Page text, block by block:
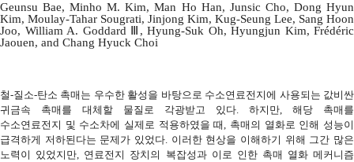
Geunsu Bae, Minho M. Kim, Man Ho Han, Junsic Cho, Dong Hyun
Kim, Moulay-Tahar Sougrati, Jinjong Kim, Kug-Seung Lee, Sang Hoon
Joo, William A. Goddard Ⅲ, Hyung-Suk Oh, Hyungjun Kim, Frédéric
Jaouen, and Chang Hyuck Choi
철-질소-탄소 촉매는 우수한 활성을 바탕으로 수소연료전지에 사용되는 값비싼
귀금속
촉매를 대체할 물질로 각광받고 있다. 하지만, 해당
촉매를
수소연료전지 및 수소차에 실제로 적용하였을 때, 촉매의 열화로 인해 성능이
급격하게 저하된다는 문제가 있었다. 이러한 현상을 이해하기 위해 그간 많은
노력이 있었지만, 연료전지 장치의 복잡성과 이로 인한 촉매 열화 메커니즘